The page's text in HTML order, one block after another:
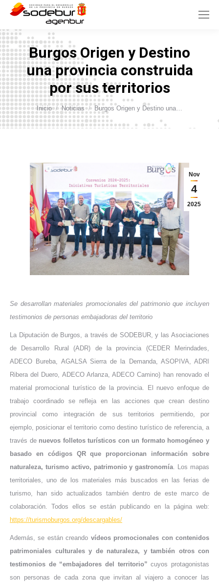
Burgos Origen y Destino
una provincia construida
por sus territorios
Estás aquí:
Inicio Noticias Burgos Origen y Destino una…
Nov
4
2025
Se desarrollan materiales promocionales del patrimonio que incluyen
testimonios de personas embajadoras del territorio
La Diputación de Burgos, a través de SODEBUR, y las Asociaciones
de Desarrollo Rural (ADR) de la provincia (CEDER Merindades,
ADECO Bureba, AGALSA Sierra de la Demanda, ASOPIVA, ADRI
Ribera del Duero, ADECO Arlanza, ADECO Camino) han renovado el
material promocional turístico de la provincia. El nuevo enfoque de
trabajo coordinado se refleja en las acciones que crean destino
provincial como integración de sus territorios permitiendo, por
ejemplo, posicionar el territorio como destino turístico de referencia, a
través de nuevos folletos turísticos con un formato homogéneo y
basado en códigos QR que proporcionan información sobre
naturaleza, turismo activo, patrimonio y gastronomía. Los mapas
territoriales, uno de los materiales más buscados en las ferias de
turismo, han sido actualizados también dentro de este marco de
colaboración. Todos ellos se están publicando en la página web:
https://turismoburgos.org/descargables/
Además, se están creando vídeos promocionales con contenidos
patrimoniales culturales y de naturaleza, y también otros con
testimonios de “embajadores del territorio” cuyos protagonistas
son personas de cada zona que invitan al viajero a conocer las